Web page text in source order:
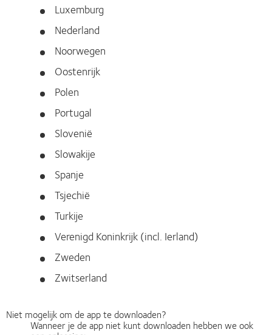
Luxemburg
Nederland
Noorwegen
Oostenrijk
Polen
Portugal
Slovenië
Slowakije
Spanje
Tsjechië
Turkije
Verenigd Koninkrijk (incl. Ierland)
Zweden
Zwitserland
Niet mogelijk om de app te downloaden?
Wanneer je de app niet kunt downloaden hebben we ook